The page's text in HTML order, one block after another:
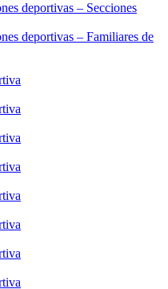
deportivas – Secciones
deportivas – Familiares de